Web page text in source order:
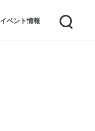
イベント情報 Search